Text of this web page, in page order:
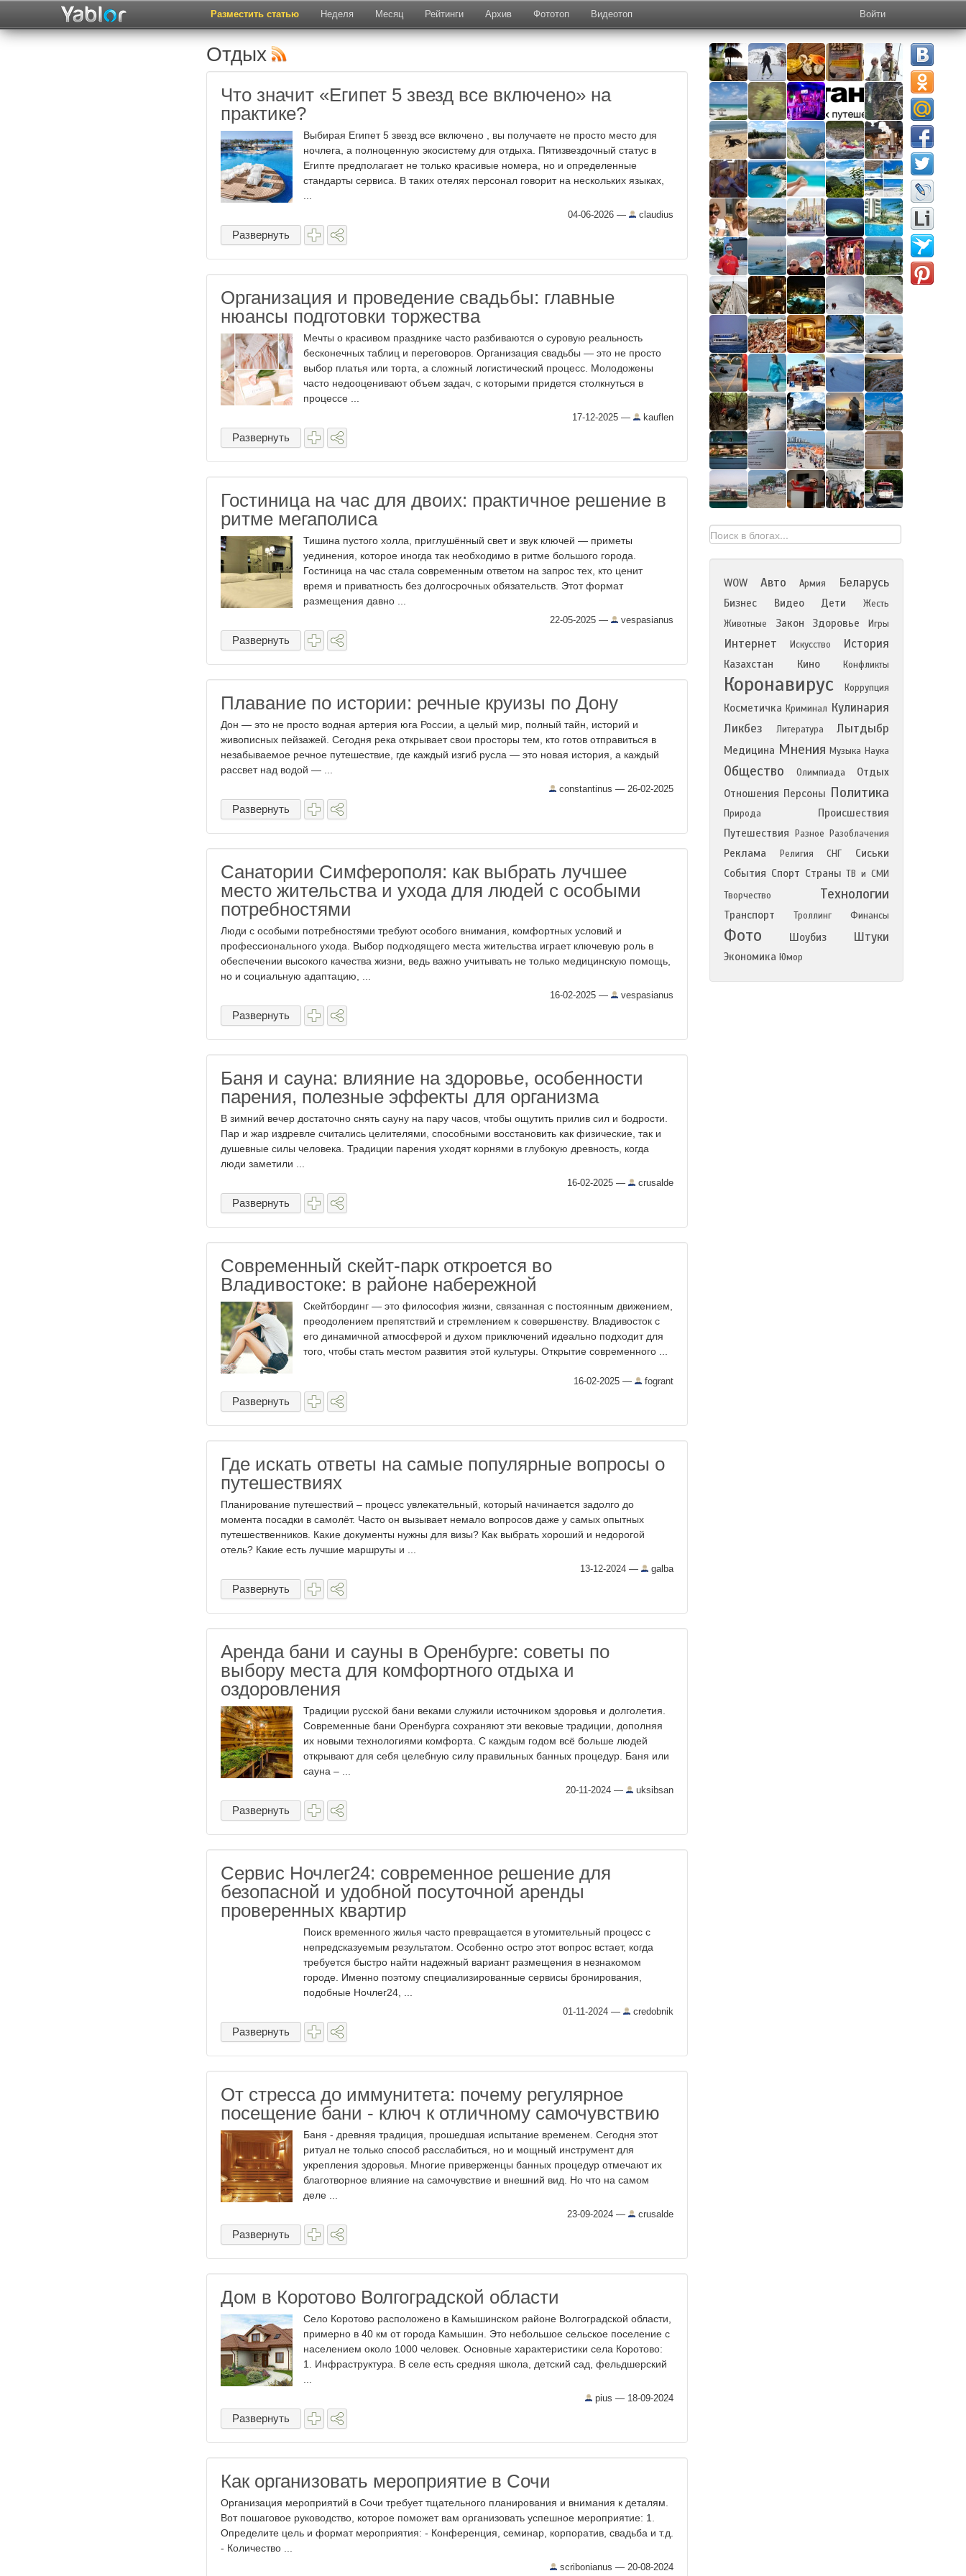
Разместить статью Неделя Месяц Рейтинги Архив Фототоп Видеотоп Войти
Отдых
Что значит «Египет 5 звезд все включено» на
практике?
Выбирая Египет 5 звезд все включено , вы получаете не просто место для
ночлега, а полноценную экосистему для отдыха. Пятизвездочный статус в
Египте предполагает не только красивые номера, но и определенные
стандарты сервиса. В таких отелях персонал говорит на нескольких языках,
...
04-06-2026 — claudius
Развернуть
Организация и проведение свадьбы: главные
нюансы подготовки торжества
Мечты о красивом празднике часто разбиваются о суровую реальность
бесконечных таблиц и переговоров. Организация свадьбы — это не просто
выбор платья или торта, а сложный логистический процесс. Молодожены
часто недооценивают объем задач, с которыми придется столкнуться в
процессе ...
17-12-2025 — kauflen
Развернуть
Гостиница на час для двоих: практичное решение в
ритме мегаполиса
Тишина пустого холла, приглушённый свет и звук ключей — приметы
уединения, которое иногда так необходимо в ритме большого города.
Гостиница на час стала современным ответом на запрос тех, кто ценит
время и приватность без долгосрочных обязательств. Этот формат
размещения давно ...
22-05-2025 — vespasianus
Развернуть
Плавание по истории: речные круизы по Дону
Дон — это не просто водная артерия юга России, а целый мир, полный тайн, историй и
живописных пейзажей. Сегодня река открывает свои просторы тем, кто готов отправиться в
незабываемое речное путешествие, где каждый изгиб русла — это новая история, а каждый
рассвет над водой — ...
constantinus — 26-02-2025
Развернуть
Санатории Симферополя: как выбрать лучшее
место жительства и ухода для людей с особыми
потребностями
Люди с особыми потребностями требуют особого внимания, комфортных условий и
профессионального ухода. Выбор подходящего места жительства играет ключевую роль в
обеспечении высокого качества жизни, ведь важно учитывать не только медицинскую помощь,
но и социальную адаптацию, ...
16-02-2025 — vespasianus
Развернуть
Баня и сауна: влияние на здоровье, особенности
парения, полезные эффекты для организма
В зимний вечер достаточно снять сауну на пару часов, чтобы ощутить прилив сил и бодрости.
Пар и жар издревле считались целителями, способными восстановить как физические, так и
душевные силы человека. Традиции парения уходят корнями в глубокую древность, когда
люди заметили ...
16-02-2025 — crusalde
Развернуть
Современный скейт-парк откроется во
Владивостоке: в районе набережной
Скейтбординг — это философия жизни, связанная с постоянным движением,
преодолением препятствий и стремлением к совершенству. Владивосток с
его динамичной атмосферой и духом приключений идеально подходит для
того, чтобы стать местом развития этой культуры. Открытие современного ...
16-02-2025 — fogrant
Развернуть
Где искать ответы на самые популярные вопросы о
путешествиях
Планирование путешествий – процесс увлекательный, который начинается задолго до
момента посадки в самолёт. Часто он вызывает немало вопросов даже у самых опытных
путешественников. Какие документы нужны для визы? Как выбрать хороший и недорогой
отель? Какие есть лучшие маршруты и ...
13-12-2024 — galba
Развернуть
Аренда бани и сауны в Оренбурге: советы по
выбору места для комфортного отдыха и
оздоровления
Традиции русской бани веками служили источником здоровья и долголетия.
Современные бани Оренбурга сохраняют эти вековые традиции, дополняя
их новыми технологиями комфорта. С каждым годом всё больше людей
открывают для себя целебную силу правильных банных процедур. Баня или
сауна – ...
20-11-2024 — uksibsan
Развернуть
Сервис Ночлег24: современное решение для
безопасной и удобной посуточной аренды
проверенных квартир
Поиск временного жилья часто превращается в утомительный процесс с
непредсказуемым результатом. Особенно остро этот вопрос встает, когда
требуется быстро найти надежный вариант размещения в незнакомом
городе. Именно поэтому специализированные сервисы бронирования,
подобные Ночлег24, ...
01-11-2024 — credobnik
Развернуть
От стресса до иммунитета: почему регулярное
посещение бани - ключ к отличному самочувствию
Баня - древняя традиция, прошедшая испытание временем. Сегодня этот
ритуал не только способ расслабиться, но и мощный инструмент для
укрепления здоровья. Многие приверженцы банных процедур отмечают их
благотворное влияние на самочувствие и внешний вид. Но что на самом
деле ...
23-09-2024 — crusalde
Развернуть
Дом в Коротово Волгоградской области
Село Коротово расположено в Камышинском районе Волгоградской области,
примерно в 40 км от города Камышин. Это небольшое сельское поселение с
населением около 1000 человек. Основные характеристики села Коротово:
1. Инфраструктура. В селе есть средняя школа, детский сад, фельдшерский
...
pius — 18-09-2024
Развернуть
Как организовать мероприятие в Сочи
Организация мероприятий в Сочи требует тщательного планирования и внимания к деталям.
Вот пошаговое руководство, которое поможет вам организовать успешное мероприятие: 1.
Определите цель и формат мероприятия: - Конференция, семинар, корпоратив, свадьба и т.д.
- Количество ...
scribonianus — 20-08-2024
WOW Авто Армия Беларусь
Бизнес Видео Дети
Жесть
Животные
Закон Здоровье Игры
Интернет Искусство История
Казахстан Кино Конфликты
Коронавирус Коррупция
Косметичка Криминал Кулинария
Ликбез
Литература Лытдыбр
Медицина Мнения Музыка Наука
Общество Олимпиада
Отдых
Отношения Персоны Политика
Природа
Происшествия
Путешествия
Разное Разоблачения
Реклама Религия СНГ
Сиськи
События Спорт Страны ТВ и СМИ
Творчество
Технологии
Транспорт Троллинг Финансы
Фото Шоубиз Штуки
Экономика Юмор